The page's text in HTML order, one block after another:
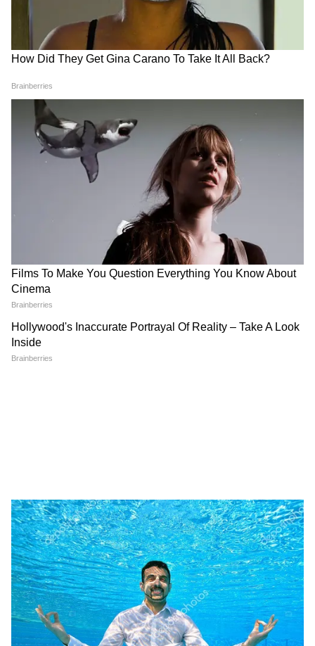
'कॉकरोच जनता पार्टी' ने बढ़ाया
पहला बड़ा कदम, जानिए 13
सदस्यीय टीम में किसे क्या मिला
छात्र आंदोलन, Same-Sex
Marriage और पाकिस्तान... RSS
प्रमुख ने एक साथ कही कई बड़ी बातें
Tips: बारिश में हाईवे पर निकलने से
पहले जरूर जान लें NHAI की ये 5
सलाह
का सबसे छोटा बेटा? अबान अहमद
CM Pushkar Dhami की पहली प्रतिक्रिया